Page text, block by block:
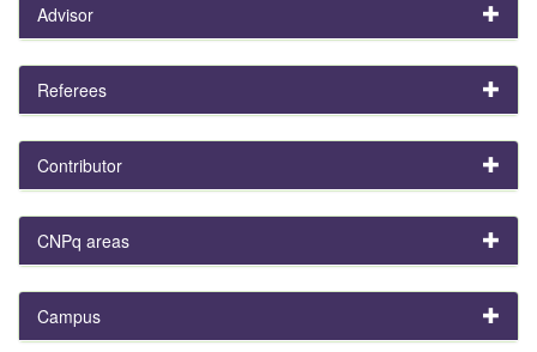
Advisor
Referees
Contributor
CNPq areas
Campus